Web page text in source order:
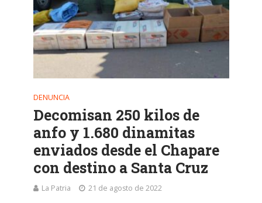
DENUNCIA
Decomisan 250 kilos de
anfo y 1.680 dinamitas
enviados desde el Chapare
con destino a Santa Cruz
La Patria 21 de agosto de 2022